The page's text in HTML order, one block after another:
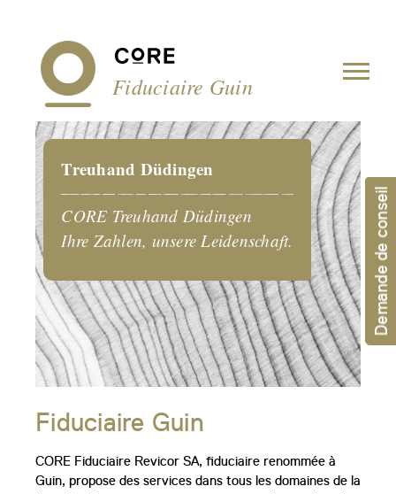
Fiduciaire Guin
Treuhand Düdingen
CORE Treuhand Düdingen
Ihre Zahlen, unsere Leidenschaft.
Fiduciaire Guin
CORE Fiduciaire Revicor SA, fiduciaire renommée à
Guin, propose des services dans tous les domaines de la
Demande de conseil